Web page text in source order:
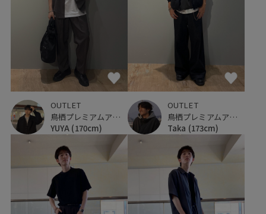
OUTLET
鳥栖プレミアムアウトレット
YUYA (170cm)
OUTLET
鳥栖プレミアムアウトレット
Taka (173cm)